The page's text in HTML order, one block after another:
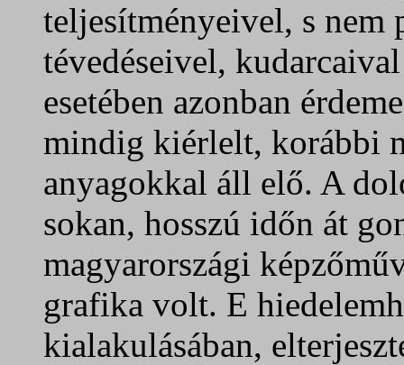
teljesítményeivel, s nem
tévedéseivel,
esetében azonban
mindig kiérlelt, korábbi
anyagokkal áll elő. A
sokan, hosszú időn át
magyarországi
grafika volt. E
kialakulásában,